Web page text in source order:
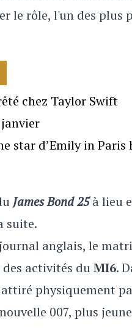
le rôle, l'un des plus
chez Taylor Swift
janvier
star d’Emily in Paris
James Bond 25à lieu
suite.
anglais, le
activités duMI6.
physiquement
007, plus